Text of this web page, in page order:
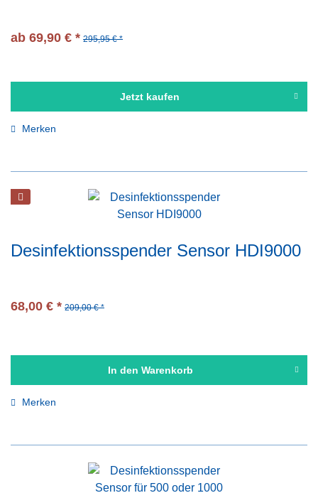
ab 69,90 € * 295,95 € *
Jetzt kaufen
Merken
Desinfektionsspender Sensor HDI9000
68,00 € * 209,00 € *
In den Warenkorb
Merken